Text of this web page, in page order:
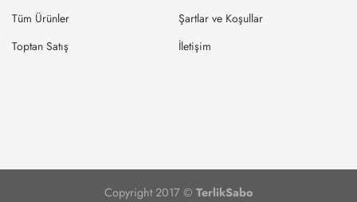
Tüm Ürünler
Toptan Satış
Şartlar ve Koşullar
İletişim
Copyright 2017 © TerlikSabo